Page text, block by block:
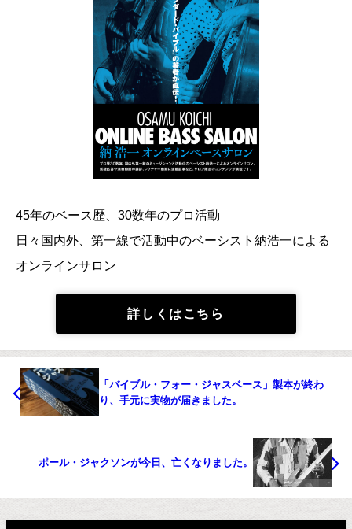
45年のベース歴、30数年のプロ活動
日々国内外、第一線で活動中のベーシスト納浩一による
オンラインサロン
詳しくはこちら
「バイブル・フォー・ジャスベース」製本が終わ
り、手元に実物が届きました。
ポール・ジャクソンが今日、亡くなりました。